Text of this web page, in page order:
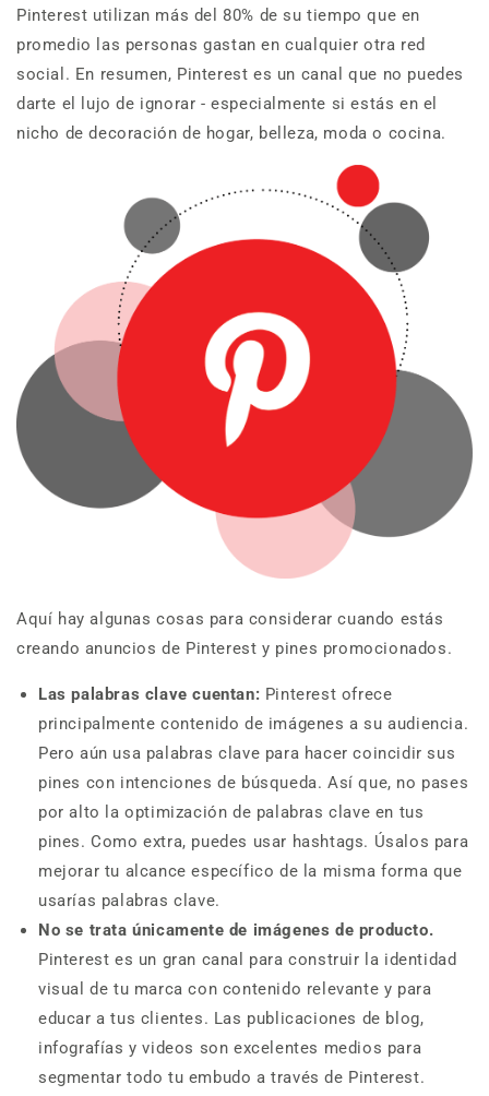
Pinterest utilizan más del 80% de su tiempo que en
promedio las personas gastan en cualquier otra red
social. En resumen, Pinterest es un canal que no puedes
darte el lujo de ignorar - especialmente si estás en el
nicho de decoración de hogar, belleza, moda o cocina.
Aquí hay algunas cosas para considerar cuando estás
creando anuncios de Pinterest y pines promocionados.
Las palabras clave cuentan: Pinterest ofrece
principalmente contenido de imágenes a su audiencia.
Pero aún usa palabras clave para hacer coincidir sus
pines con intenciones de búsqueda. Así que, no pases
por alto la optimización de palabras clave en tus
pines. Como extra, puedes usar hashtags. Úsalos para
mejorar tu alcance específico de la misma forma que
usarías palabras clave.
No se trata únicamente de imágenes de producto.
Pinterest es un gran canal para construir la identidad
visual de tu marca con contenido relevante y para
educar a tus clientes. Las publicaciones de blog,
infografías y videos son excelentes medios para
segmentar todo tu embudo a través de Pinterest.